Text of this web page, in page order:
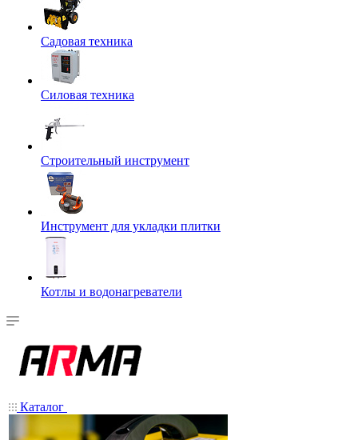
Садовая техника
Силовая техника
Строительный инструмент
Инструмент для укладки плитки
Котлы и водонагреватели
Каталог